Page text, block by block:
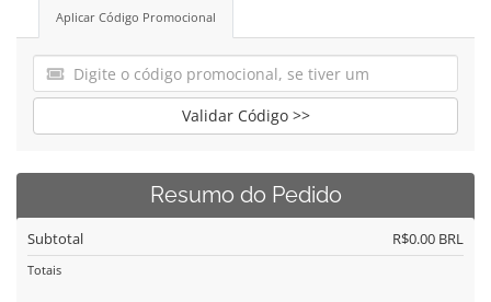
Aplicar Código Promocional
Validar Código >>
Resumo do Pedido
Subtotal R$0.00 BRL
Totais